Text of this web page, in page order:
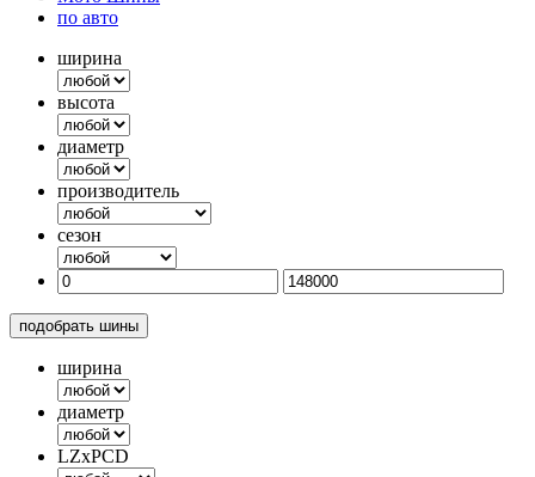
по авто
ширина
высота
диаметр
производитель
сезон
подобрать шины
ширина
диаметр
LZxPCD